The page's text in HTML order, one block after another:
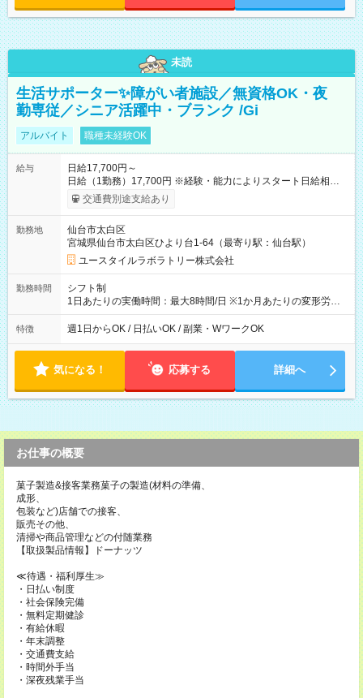
未読
生活サポーター✨障がい者施設／無資格OK・夜
勤専従／シニア活躍中・ブランク /Gi
アルバイト 職種未経験OK
給与
日給17,700円～
日給（1勤務）17,700円 ※経験・能力によりスタート日給相談
可・昇給可 【試用期間】試用期間あり 試用期間の長さ：3ヶ月
雇用形態、給与は本採用時と同じです。
交通費別途支給あり
勤務地
仙台市太白区
宮城県仙台市太白区ひより台1-64（最寄り駅：仙台駅）
ユースタイルラボラトリー株式会社
勤務時間
シフト制
1日あたりの実働時間：最大8時間/日 ※1か月あたりの変形労働
制（週平均40時間以内） 夜勤：17:00-翌09:00（休憩2時間）
特徴 週1日からOK / 日払いOK / 副業・WワークOK
気になる！ 応募する 詳細へ
お仕事の概要
菓子製造&接客業務菓子の製造(材料の準備、
成形、
包装など)店舗での接客、
販売その他、
清掃や商品管理などの付随業務
【取扱製品情報】ドーナッツ
≪待遇・福利厚生≫
・日払い制度
・社会保険完備
・無料定期健診
・有給休暇
・年末調整
・交通費支給
・時間外手当
・深夜残業手当